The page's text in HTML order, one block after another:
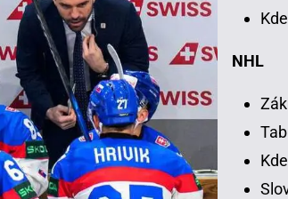
NHL